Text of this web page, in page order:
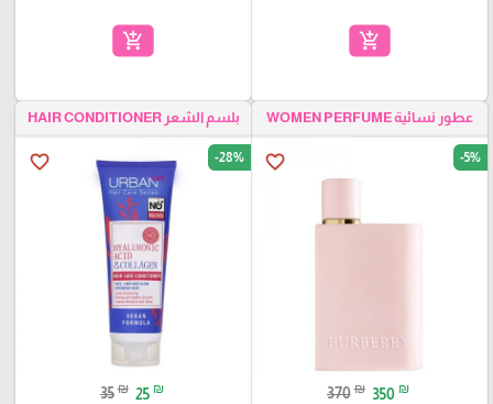
add_shopping_cart
add_shopping_cart
عطور نسائية WOMEN PERFUME
favorite_border -5%
370 ₪ 350 ₪
بلسم الشعر HAIR CONDITIONER
favorite_border -28%
35 ₪ 25 ₪